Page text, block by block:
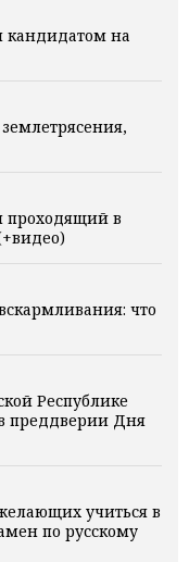
кандидатом на
проходящий в
что
Республике
преддверии Дня
учиться в
по русскому